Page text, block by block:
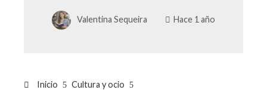
Valentina Sequeira Hace 1 año
Inicio
Cultura y ocio